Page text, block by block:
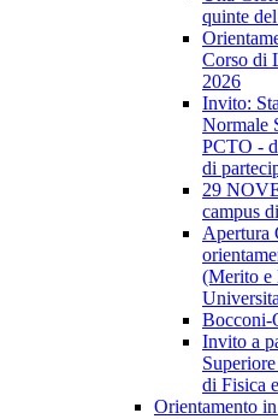
quinte
Corso di
2026
Invito:
Normale
PCTO -
di
29
campus
Apertura
(Merito e
Bocconi-
Invito a
di Fisica
Orientamento